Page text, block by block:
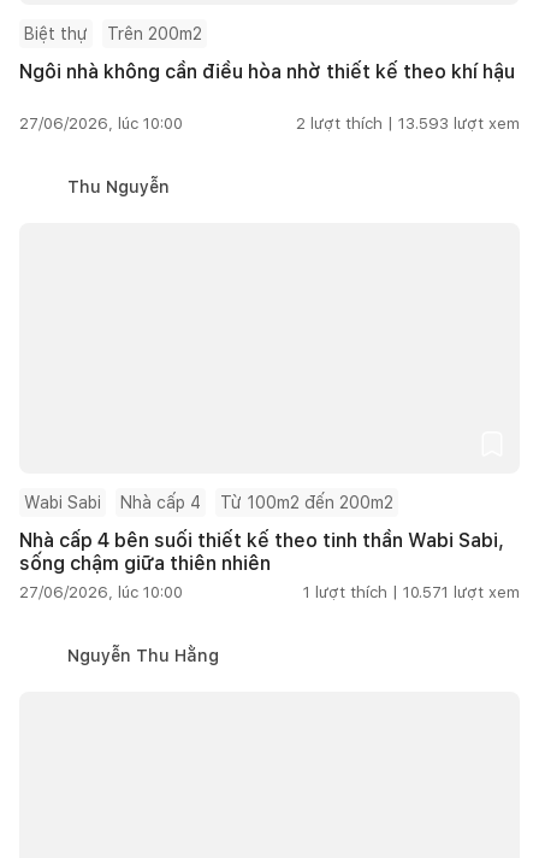
Biệt thự Trên 200m2
Ngôi nhà không cần điều hòa nhờ thiết kế theo khí hậu
27/06/2026, lúc 10:00 2 lượt thích | 13.593 lượt xem
Thu Nguyễn
Wabi Sabi Nhà cấp 4 Từ 100m2 đến 200m2
Nhà cấp 4 bên suối thiết kế theo tinh thần Wabi Sabi,
sống chậm giữa thiên nhiên
27/06/2026, lúc 10:00 1 lượt thích | 10.571 lượt xem
Nguyễn Thu Hằng